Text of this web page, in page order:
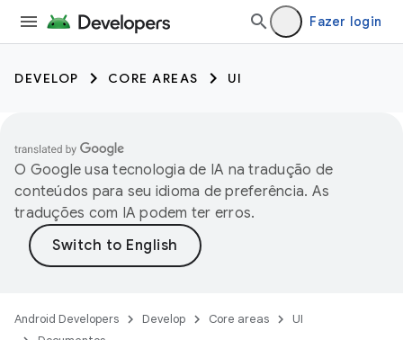
Fazer login
DEVELOP CORE AREAS UI
O Google usa tecnologia de IA na tradução de
conteúdos para seu idioma de preferência. As
traduções com IA podem ter erros.
Android Developers Develop Core areas
UI